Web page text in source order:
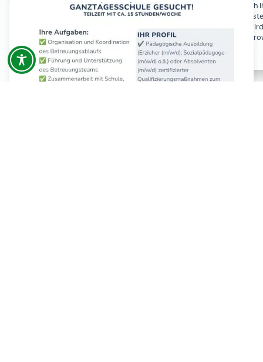
Der KI-Chatbot steht erst nach
Einwilligung in den Cookie-
Verfügung. Der Chat-Verlauf
ausschließlich lokal in Ihrem
gespeichert.